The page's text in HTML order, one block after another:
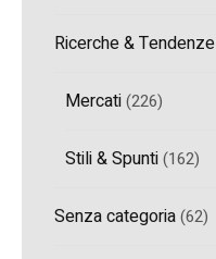
Ricerche & Tendenze
Mercati(226)
Stili & Spunti(162)
Senza categoria(62)